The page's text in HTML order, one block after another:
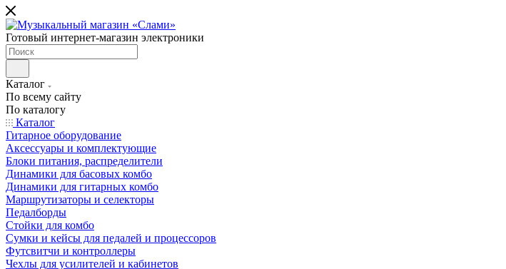
Готовый интернет-магазин электроники
Каталог
По всему сайту
По каталогу
Каталог
Гитарное оборудование
Аксессуары и комплектующие
Блоки питания, распределители
Динамики для басовых комбо
Динамики для гитарных комбо
Маршрутизаторы и селекторы
Педалборды
Стойки для комбо
Сумки и кейсы для педалей и процессоров
Футсвитчи и контроллеры
Чехлы для усилителей и кабинетов